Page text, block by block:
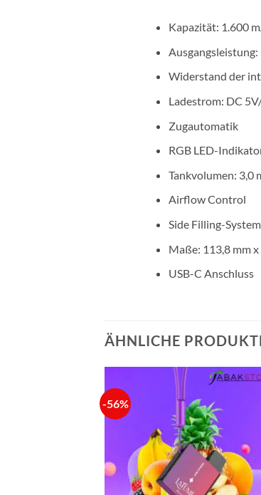
Kapazität: 1.600
Widerstand der
Ladestrom: DC
Zugautomatik
RGB LED-
Tankvolumen: 3,0
Airflow Control
Side Filling-System
Maße: 113,8 mm
USB-C Anschluss
ÄHNLICHE
-56%